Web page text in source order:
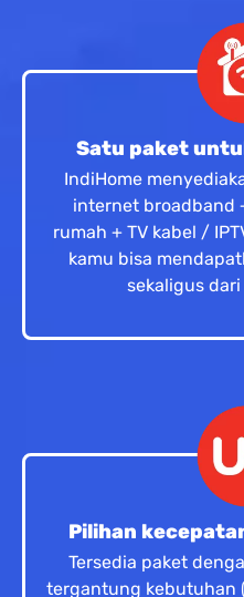
Satu paket
IndiHome
internet broadband
rumah + TV kabel /
kamu bisa
sekaligus
Pilihan
Tersedia paket
tergantung kebutuhan